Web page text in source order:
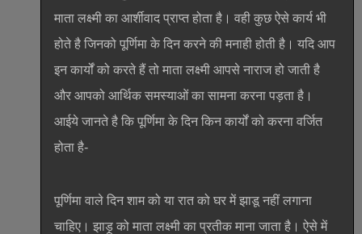
माता लक्ष्मी का आर्शीवाद प्राप्त होता है। वही कुछ ऐसे कार्य भी
होते है जिनको पूर्णिमा के दिन करने की मनाही होती है। यदि आप
इन कार्यों को करते हैं तो माता लक्ष्मी आपसे नाराज हो जाती है
और आपको आर्थिक समस्याओं का सामना करना पड़ता है।
आईये जानते है कि पूर्णिमा के दिन किन कार्यों को करना वर्जित
होता है-
पूर्णिमा वाले दिन शाम को या रात को घर में झाडू नहीं लगाना
चाहिए। झाड़ू को माता लक्ष्मी का प्रतीक माना जाता है। ऐसे में